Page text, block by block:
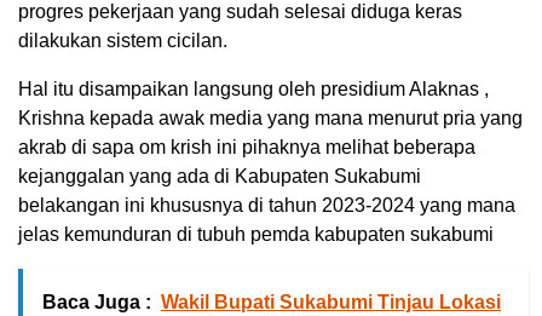
progres pekerjaan yang sudah selesai diduga keras
dilakukan sistem cicilan.
Hal itu disampaikan langsung oleh presidium Alaknas ,
Krishna kepada awak media yang mana menurut pria yang
akrab di sapa om krish ini pihaknya melihat beberapa
kejanggalan yang ada di Kabupaten Sukabumi
belakangan ini khususnya di tahun 2023-2024 yang mana
jelas kemunduran di tubuh pemda kabupaten sukabumi
Baca Juga : Wakil Bupati Sukabumi Tinjau Lokasi